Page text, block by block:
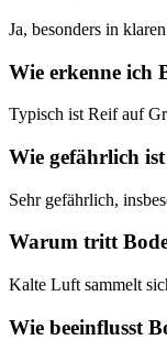
Ja, besonders in
Wie erkenne ich
Typisch ist Reif auf
Wie gefährlich
Sehr gefährlich,
Warum tritt
Kalte Luft sammelt
Wie beeinflusst